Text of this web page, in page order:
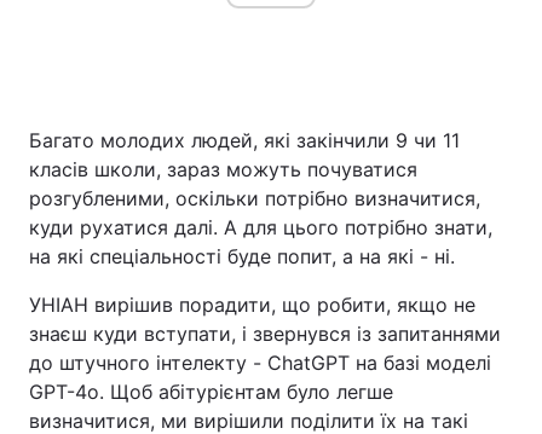
Україна Політика
Економіка Світ
Спорт
Техно і зв'язок Лайт
Інциденти
Здоров'я Туризм
Багато молодих людей, які закінчили 9 чи 11
класів школи, зараз можуть почуватися
розгубленими, оскільки потрібно визначитися,
куди рухатися далі. А для цього потрібно знати,
на які спеціальності буде попит, а на які - ні.
УНІАН вирішив порадити, що робити, якщо не
знаєш куди вступати, і звернувся із запитаннями
до штучного інтелекту - ChatGPT на базі моделі
GPT-4o. Щоб абітурієнтам було легше
визначитися, ми вирішили поділити їх на такі